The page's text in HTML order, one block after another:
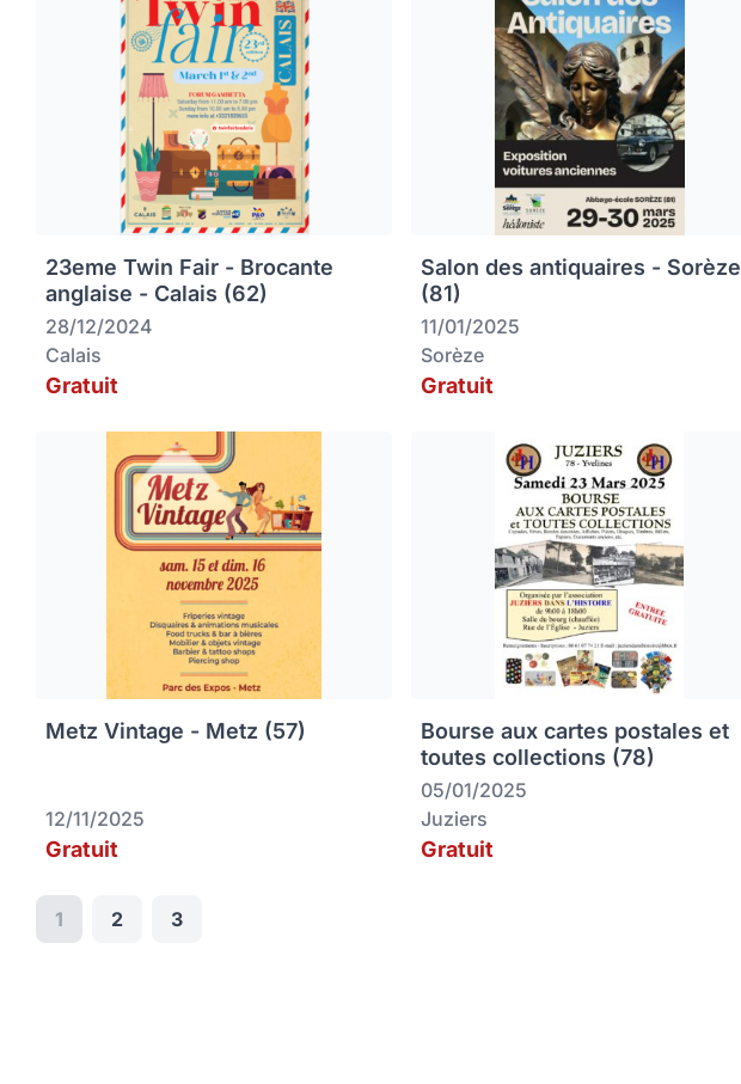
23eme Twin Fair - Brocante
anglaise - Calais (62)
28/12/2024
Calais
Gratuit
Salon des antiquaires - Sorèze
(81)
11/01/2025
Sorèze
Gratuit
Metz Vintage - Metz (57)
12/11/2025
Gratuit
Bourse aux cartes postales et
toutes collections (78)
05/01/2025
Juziers
Gratuit
1 2 3